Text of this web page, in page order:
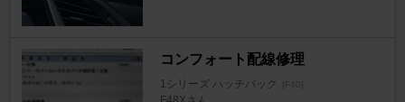
コンフォート配線修理
1シリーズ ハッチバック [F40]